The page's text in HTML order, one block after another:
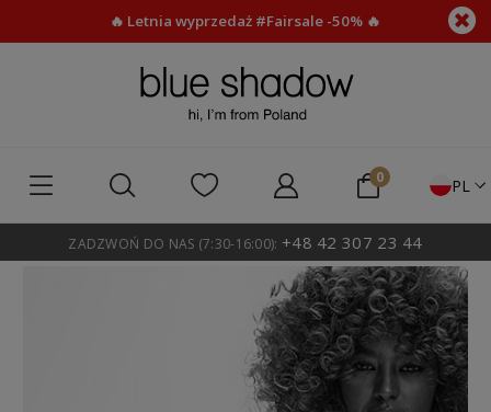
🔥 Letnia wyprzedaż #Fairsale -50% 🔥
PL
ZADZWOŃ DO NAS (7:30-16:00): +48 42 307 23 44